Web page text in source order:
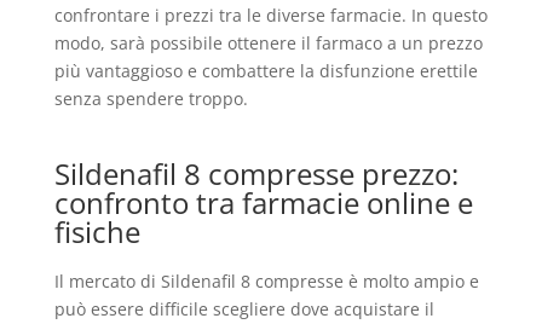
confrontare i prezzi tra le diverse farmacie. In questo
modo, sarà possibile ottenere il farmaco a un prezzo
più vantaggioso e combattere la disfunzione erettile
senza spendere troppo.
Sildenafil 8 compresse prezzo:
confronto tra farmacie online e
fisiche
Il mercato di Sildenafil 8 compresse è molto ampio e
può essere difficile scegliere dove acquistare il